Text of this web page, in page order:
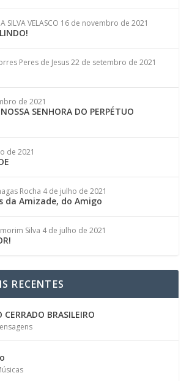
SILVA VELASCO 16 de novembro de 2021
Peres de Jesus 22 de setembro de 2021
de 2021
SENHORA DO PERPÉTUO
de 2021
Rocha 4 de julho de 2021
da Amizade, do Amigo
Silva 4 de julho de 2021
RECENTES
BRASILEIRO